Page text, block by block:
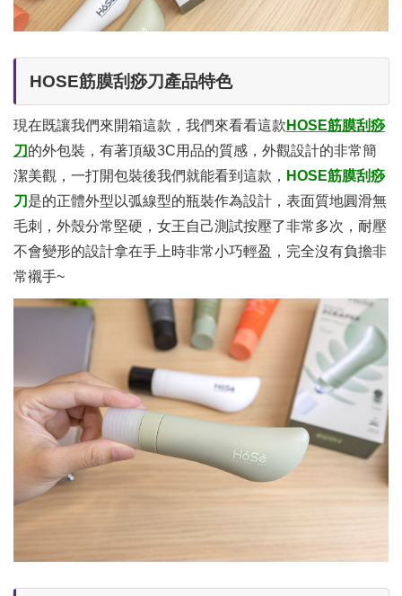
HOSE筋膜刮痧刀產品特色
現在既讓我們來開箱這款，我們來看看這款 HOSE筋膜刮痧
刀 的外包裝，有著頂級3C用品的質感，外觀設計的非常簡
潔美觀，一打開包裝後我們就能看到這款， HOSE筋膜刮痧
刀 是的正體外型以弧線型的瓶裝作為設計，表面質地圓滑無
毛刺，外殼分常堅硬，女王自己測試按壓了非常多次，耐壓
不會變形的設計拿在手上時非常小巧輕盈，完全沒有負擔非
常襯手~